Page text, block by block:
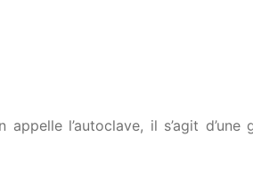
l’autoclave, il s’agit d’une